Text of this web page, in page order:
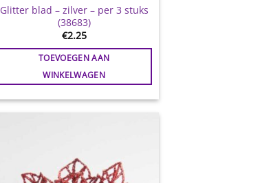
Glitter blad – zilver – per 3 stuks
(38683)
€2.25
TOEVOEGEN AAN
WINKELWAGEN
aan
wenslijst